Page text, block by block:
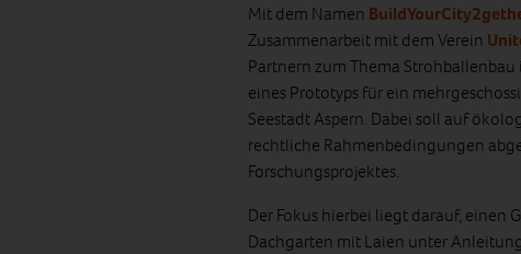
Mit dem Namen
Zusammenarbeit mit dem Verein
Partnern zum Thema
eines Prototyps für ein
Seestadt Aspern. Dabei soll auf
rechtliche Rahmenbedingungen
Forschungsprojektes.
Der Fokus hierbei liegt darauf, einen
Dachgarten mit Laien unter